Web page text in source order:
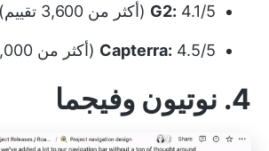
G2: 4.1/5 (أكثر من 3,600 تقييم)
Capterra: 4.5/5 (أكثر من 3,000 تقييم)
4. نوتيون وفيجما